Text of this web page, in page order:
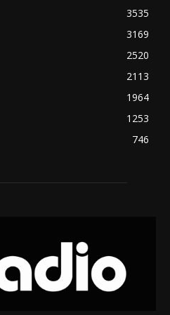
3535
3169
2520
2113
1964
1253
746